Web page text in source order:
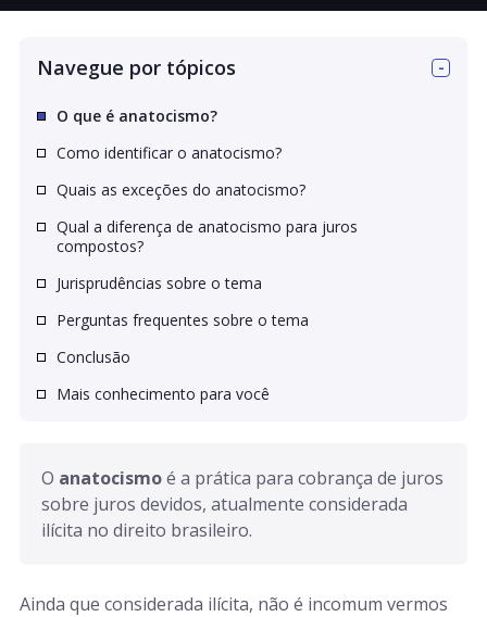
Navegue por tópicos
O que é anatocismo?
Como identificar o anatocismo?
Quais as exceções do anatocismo?
Qual a diferença de anatocismo para juros
compostos?
Jurisprudências sobre o tema
Perguntas frequentes sobre o tema
Conclusão
Mais conhecimento para você
O anatocismo é a prática para cobrança de juros
sobre juros devidos, atualmente considerada
ilícita no direito brasileiro.
Ainda que considerada ilícita, não é incomum vermos